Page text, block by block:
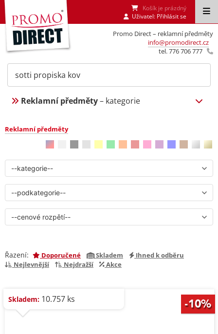
Promo Direct – reklamní předměty
info@promodirect.cz
tel. 776 706 777
Košík je prázdný
Uživatel: Přihlásit se
Reklamní předměty– kategorie
Reklamní předměty
Řazení: Doporučené Skladem
Ihned k odběru
Nejlevnější
Nejdražší Akce
Skladem: 10.757 ks